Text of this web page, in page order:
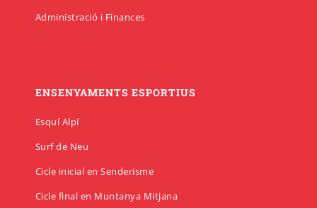
Administració i Finances
ENSENYAMENTS ESPORTIUS
Esquí Alpí
Surf de Neu
Cicle inicial en Senderisme
Cicle final en Muntanya Mitjana